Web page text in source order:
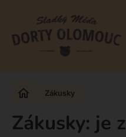
Dorty
dorty
poctivá
Zákusky
Zákusky: je